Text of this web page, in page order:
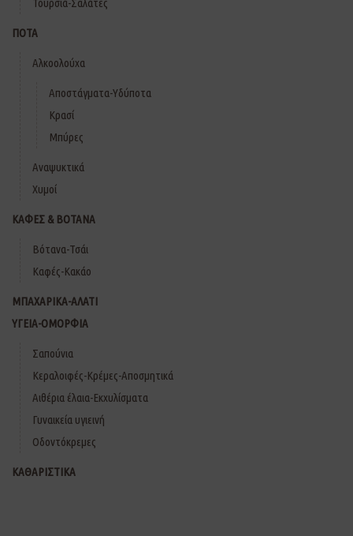
ΠΟΤΑ
Αλκοολούχα
Αποστάγματα-Υδύποτα
Κρασί
Μπύρες
Αναψυκτικά
Χυμοί
ΚΑΦΕΣ & ΒΟΤΑΝΑ
Βότανα-Τσάι
Καφές-Κακάο
ΜΠΑΧΑΡΙΚΑ-ΑΛΑΤΙ
ΥΓΕΙΑ-ΟΜΟΡΦΙΑ
Σαπούνια
Κεραλοιφές-Κρέμες-Αποσμητικά
Αιθέρια έλαια-Εκχυλίσματα
Γυναικεία υγιεινή
Οδοντόκρεμες
ΚΑΘΑΡΙΣΤΙΚΑ